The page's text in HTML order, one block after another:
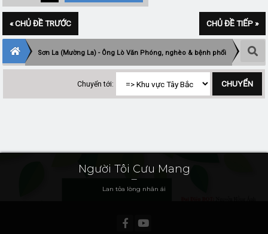
« CHỦ ĐỀ TRƯỚC CHỦ ĐỀ TIẾP »
Sơn La (Mường La) - Ông Lò Văn Phóng, nghèo & bệnh phổi
Chuyển tới:
Người Tôi Cưu Mang
Lan tỏa lòng nhân ái